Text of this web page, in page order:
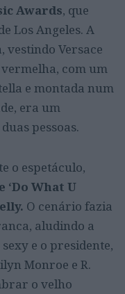
Awards, que
Los Angeles. A
vestindo Versace
com um
e montada num
era um
pessoas.
o espetáculo,
‘Do What U
O cenário fazia
aludindo a
e o presidente,
Monroe e R.
o velho